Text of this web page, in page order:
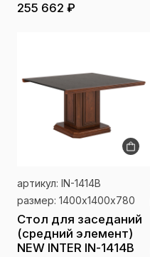
255 662 ₽
артикул: IN-1414В
размер: 1400х1400х780
Стол для заседаний
(средний элемент)
NEW INTER IN-1414В